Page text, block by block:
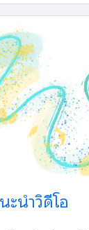
ะนำวิดีโอ